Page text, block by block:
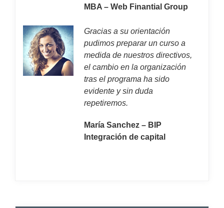
MBA – Web Finantial Group
Gracias a su orientación
pudimos preparar un curso a
medida de nuestros directivos,
el cambio en la organización
tras el programa ha sido
evidente y sin duda
repetiremos.
María Sanchez – BIP
Integración de capital